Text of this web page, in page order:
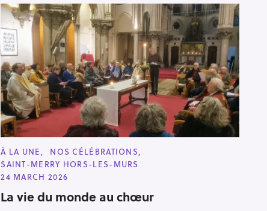
C
A
T
E
O
R
À LA UNE
NOS CÉLÉBRATIONS
SAINT-MERRY HORS-LES-MURS
24 MARCH 2026
La vie du monde au chœur